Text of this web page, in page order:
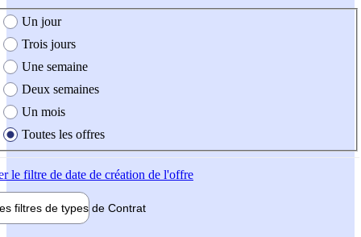
création de l'offre
Un jour
Trois jours
Une semaine
Deux semaines
Un mois
Toutes les offres
le filtre de date de création de l'offre
filtres de types de Contrat